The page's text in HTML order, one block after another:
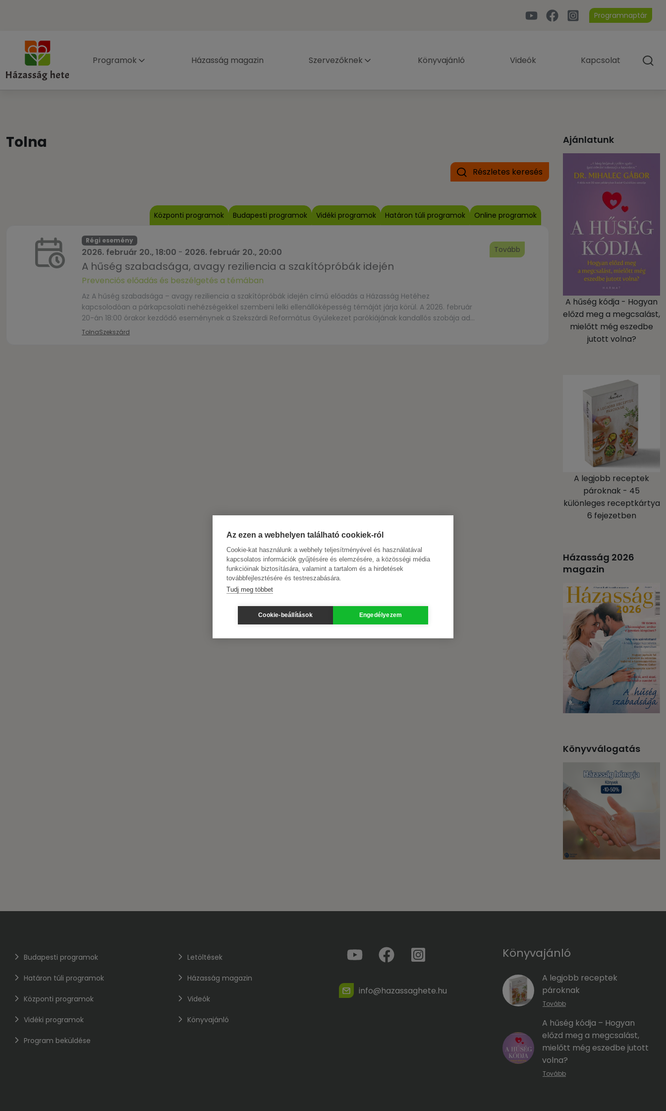
Programnaptár
Programok Házasság magazin Szervezőknek Könyvajánló Videók Kapcsolat
Tolna
Részletes keresés
Központi programok Budapesti programok Vidéki programok Határon túli programok Online programok
Régi esemény
2026. február 20., 18:00 - 2026. február 20., 20:00
A hűség szabadsága, avagy reziliencia a szakítópróbák idején
Prevenciós előadás és beszélgetés a témában
Az A hűség szabadsága – avagy reziliencia a szakítópróbák idején című előadás a Házasság Hetéhez
kapcsolodóan a párkapcsolati nehézségekkel szembeni lelki ellenállóképesség témáját járja körül. A 2026. február
20-án 18:00 órakor kezdődő eseménynek a Szekszárdi Református Gyülekezet parókiájának kandallós szobája ad
otthont, ahol Kátoli Gábor és Veronika, a Biblia Házassággondozó Szolgálat Egyesület munkatársai
TolnaSzekszárd
Tovább
Ajánlatunk
A hűség kódja - Hogyan
előzd meg a megcsalást,
mielőtt még eszedbe
jutott volna?
A legjobb receptek
pároknak - 45
különleges receptkártya
6 fejezetben
Házasság 2026
magazin
Könyvválogatás
Budapesti programok
Határon túli programok
Központi programok
Vidéki programok
Program beküldése
Letöltések
Házasság magazin
Videók
Könyvajánló
info@hazassaghete.hu
Könyvajánló
A legjobb receptek
pároknak
Tovább
A hűség kódja – Hogyan
előzd meg a megcsalást,
mielőtt még eszedbe jutott
volna?
Tovább
Az ezen a webhelyen található cookiek-ról
Cookie-kat használunk a webhely teljesítményével és használatával
kapcsolatos információk gyűjtésére és elemzésére, a közösségi média
funkcióinak biztosítására, valamint a tartalom és a hirdetések
továbbfejlesztésére és testreszabására.
Tudj meg többet
Cookie-beállítások Engedélyezem